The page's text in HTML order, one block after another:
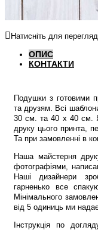
Натисніть для
ОПИС
КОНТАКТИ
Подушки з готовими
та друзям. Всі
30 см. та 40 х 40 см.
друку цього принта,
Та при замовленні в
Наша майстерня
фотографіями,
Наші дизайнери
гарненько все
Мінімального
від 5 одиниць ми
Інструкція по